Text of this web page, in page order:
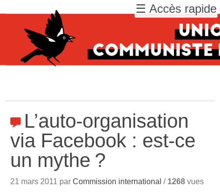
L’auto-organisation
via Facebook : est-ce
un mythe ?
21 mars 2011 parCommission international / 1268 vues
☰ Accès rapide